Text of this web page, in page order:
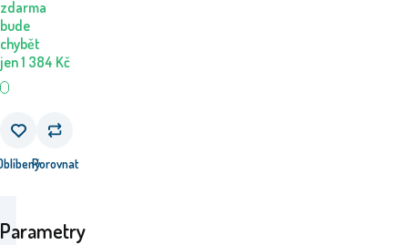
zdarma
bude
chybět
jen1 384 Kč
Porovnat
Parametry